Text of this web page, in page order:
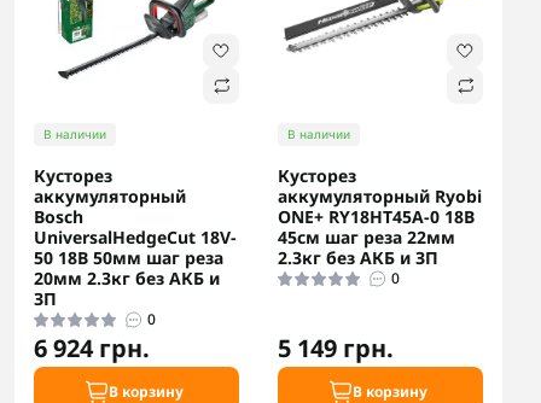
В наличии
Кусторез
аккумуляторный
Bosch
UniversalHedgeCut 18V-
50 18В 50мм шаг реза
20мм 2.3кг без АКБ и
ЗП
0
6 924 грн.
В корзину
В наличии
Кусторез
аккумуляторный Ryobi
ONE+ RY18HT45A-0 18В
45см шаг реза 22мм
2.3кг без АКБ и ЗП
0
5 149 грн.
В корзину